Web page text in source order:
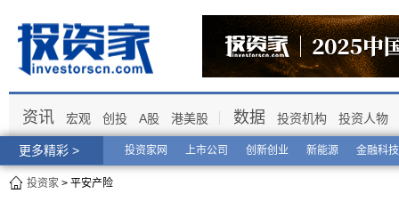
更多精彩 > 投资家网 上市公司 创新创业 新能源 金融科技
资讯 宏观 创投 A股 港美股 数据 投资机构 投资人物
投资家 > 平安产险